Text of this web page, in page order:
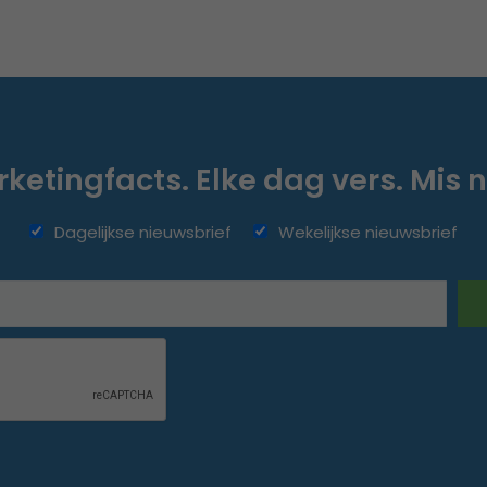
Elke dag vers. Mis
Dagelijkse nieuwsbrief Wekelijkse nieuwsbrief